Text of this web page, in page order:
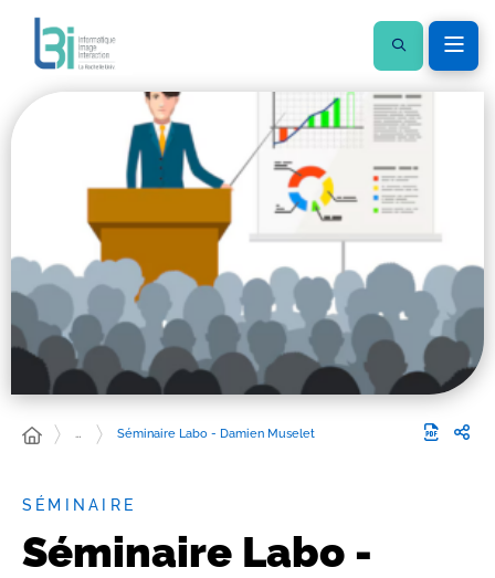
… Séminaire Labo - Damien Muselet
SÉMINAIRE
Séminaire Labo -